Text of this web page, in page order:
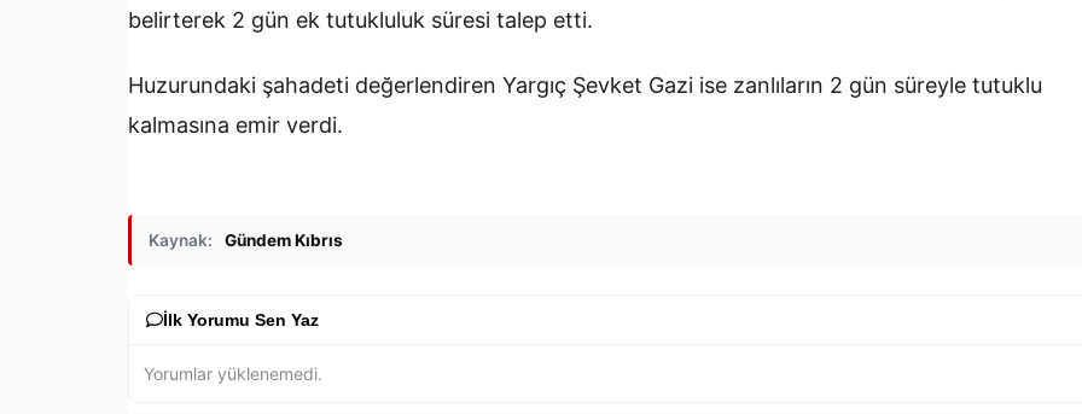
belirterek 2 gün ek tutukluluk süresi talep etti.
Huzurundaki şahadeti değerlendiren Yargıç Şevket Gazi ise zanlıların 2 gün süreyle tutuklu
kalmasına emir verdi.
Kaynak: Gündem Kıbrıs
İlk Yorumu Sen Yaz
Yorumlar yüklenemedi.